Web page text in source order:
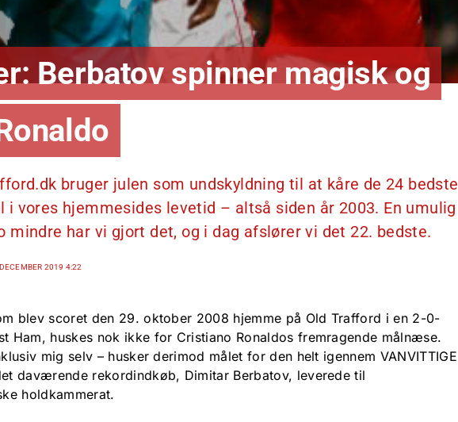
Berbatov spinner magisk og
bruger julen som undskyldning til at kåre de 24 bedste
i vores hjemmesides levetid – altså siden år 2003. En umulig
mindre har vi gjort det, og i dag afslører vi det 22. bedste.
2019 4:22
blev scoret den 29. oktober 2008 hjemme på Old Trafford i en 2-0-
Ham, huskes nok ikke for Cristiano Ronaldos fremragende målnæse.
mig selv – husker derimod målet for den helt igennem VANVITTIGE
daværende rekordindkøb, Dimitar Berbatov, leverede til
holdkammerat.